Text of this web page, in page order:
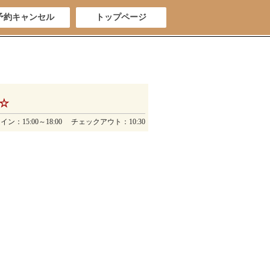
約キャンセル トップページ
☆
ン：15:00～18:00 チェックアウト：10:30